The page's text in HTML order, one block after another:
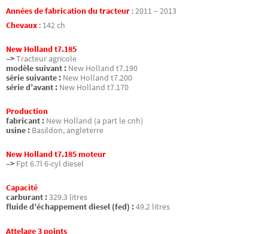
Années de fabrication du tracteur :2011 – 2013
Chevaux : 142 ch
New Holland t7.185
–>Tracteur agricole
modèle suivant : New Holland t7.190
série suivante : New Holland t7.200
série d’avant : New Holland t7.170
Production
fabricant : New Holland (a part le cnh)
usine : Basildon, angleterre
New Holland t7.185 moteur
–> Fpt 6.7l 6-cyl diesel
Capacité
carburant :329.3 litres
fluide d’échappement diesel (fed) :49.2 litres
Attelage 3 points